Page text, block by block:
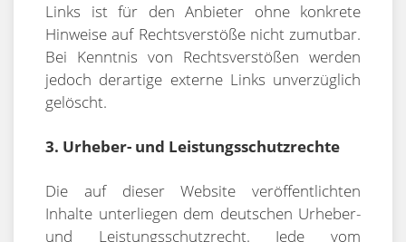
Links ist für den Anbieter ohne konkrete
Hinweise auf Rechtsverstöße nicht zumutbar.
Bei Kenntnis von Rechtsverstößen werden
jedoch derartige externe Links unverzüglich
gelöscht.
3. Urheber- und Leistungsschutzrechte
Die auf dieser Website veröffentlichten
Inhalte unterliegen dem deutschen Urheber-
und Leistungsschutzrecht. Jede vom